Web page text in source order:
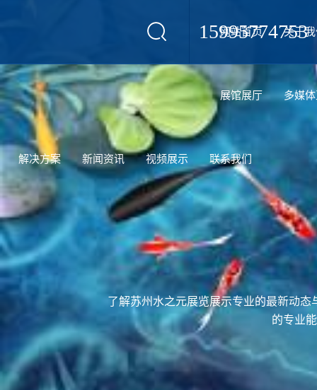
15995774753
网站首页 关于
展馆展厅 多媒
解决方案 新闻资讯 视频展示 联系我们
了解苏州水之元展览展示专业的最新动
的专业